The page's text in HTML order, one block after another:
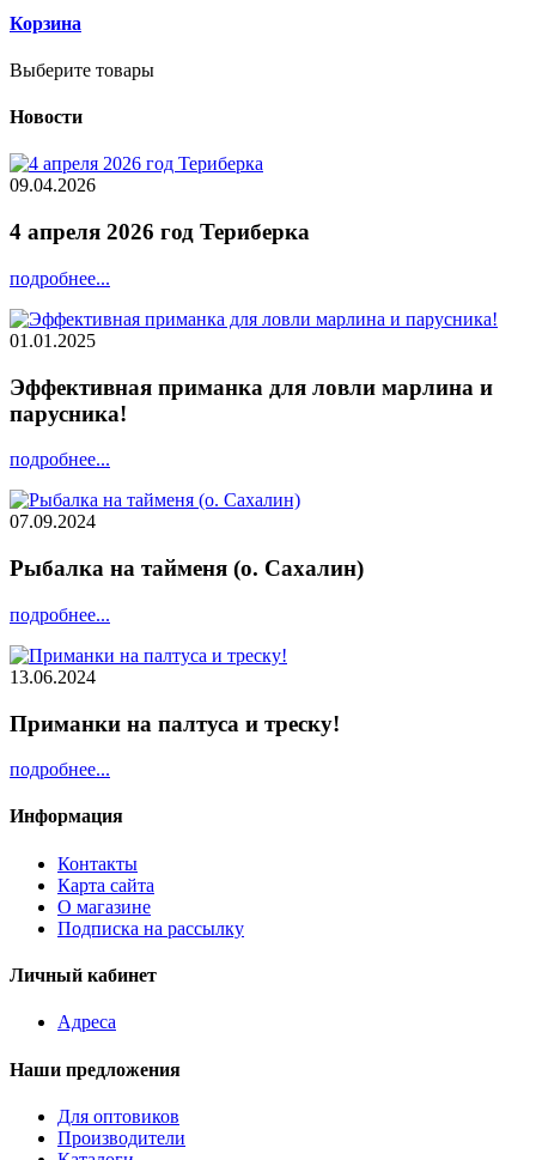
Корзина
Выберите товары
Новости
09.04.2026
4 апреля 2026 год Териберка
подробнее...
01.01.2025
Эффективная приманка для ловли марлина и
парусника!
подробнее...
07.09.2024
Рыбалка на тайменя (о. Сахалин)
подробнее...
13.06.2024
Приманки на палтуса и треску!
подробнее...
Информация
Контакты
Карта сайта
О магазине
Подписка на рассылку
Личный кабинет
Адреса
Наши предложения
Для оптовиков
Производители